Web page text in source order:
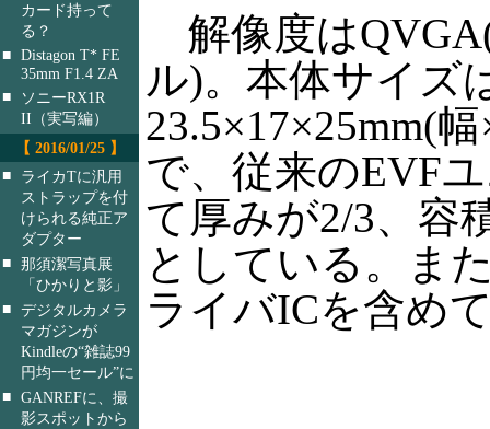
カード持って
る？
■ Distagon T* FE
35mm F1.4 ZA
■
ソニーRX1R
II（実写編）
【 2016/01/25 】
■
ライカTに汎用
ストラップを付
けられる純正ア
ダプター
■ 那須潔写真展
「ひかりと影」
■ デジタルカメラ
マガジンが
Kindleの“雑誌99
円均一セール”に
■ GANREFに、撮
影スポットから
解像度は
ル)。本体サイズ
23.5×17×25mm(
で、従来のEVF
て厚みが2/3、容
としている。ま
ライバICを含め